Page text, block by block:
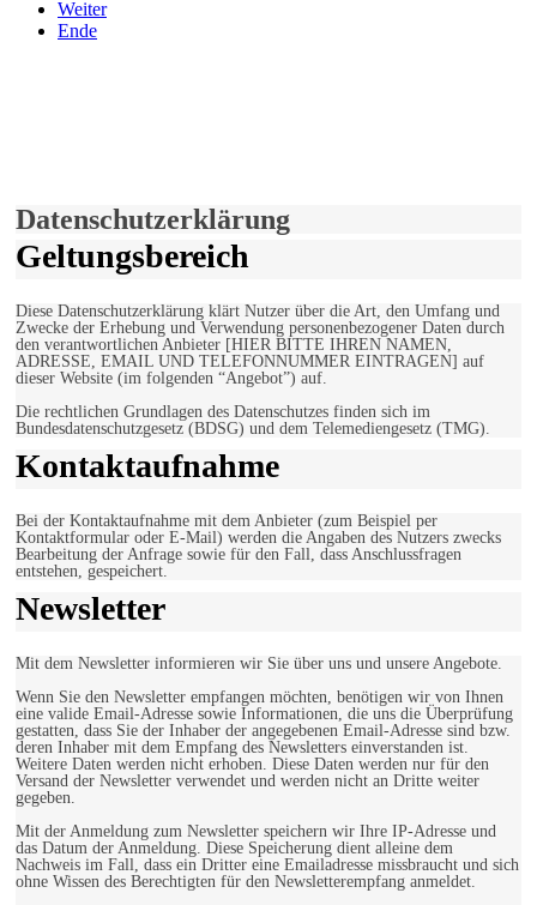
Weiter
Ende
Datenschutzerklärung
Geltungsbereich
Diese Datenschutzerklärung klärt Nutzer über die Art, den Umfang und
Zwecke der Erhebung und Verwendung personenbezogener Daten durch
den verantwortlichen Anbieter [HIER BITTE IHREN NAMEN,
ADRESSE, EMAIL UND TELEFONNUMMER EINTRAGEN] auf
dieser Website (im folgenden “Angebot”) auf.
Die rechtlichen Grundlagen des Datenschutzes finden sich im
Bundesdatenschutzgesetz (BDSG) und dem Telemediengesetz (TMG).
Kontaktaufnahme
Bei der Kontaktaufnahme mit dem Anbieter (zum Beispiel per
Kontaktformular oder E-Mail) werden die Angaben des Nutzers zwecks
Bearbeitung der Anfrage sowie für den Fall, dass Anschlussfragen
entstehen, gespeichert.
Newsletter
Mit dem Newsletter informieren wir Sie über uns und unsere Angebote.
Wenn Sie den Newsletter empfangen möchten, benötigen wir von Ihnen
eine valide Email-Adresse sowie Informationen, die uns die Überprüfung
gestatten, dass Sie der Inhaber der angegebenen Email-Adresse sind bzw.
deren Inhaber mit dem Empfang des Newsletters einverstanden ist.
Weitere Daten werden nicht erhoben. Diese Daten werden nur für den
Versand der Newsletter verwendet und werden nicht an Dritte weiter
gegeben.
Mit der Anmeldung zum Newsletter speichern wir Ihre IP-Adresse und
das Datum der Anmeldung. Diese Speicherung dient alleine dem
Nachweis im Fall, dass ein Dritter eine Emailadresse missbraucht und sich
ohne Wissen des Berechtigten für den Newsletterempfang anmeldet.